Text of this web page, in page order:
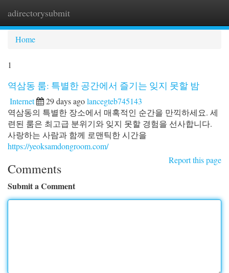
adirectorysubmit
Home
1
역삼동 룸: 특별한 공간에서 즐기는 잊지 못할 밤
Internet 29 days agolancegteb745143
역삼동의 특별한 장소에서 매혹적인 순간을 만끽하세요. 세
련된 룸은 최고급 분위기와 잊지 못할 경험을 선사합니다.
사랑하는 사람과 함께 로맨틱한 시간을
https://yeoksamdongroom.com/
Report this page
Comments
Submit a Comment